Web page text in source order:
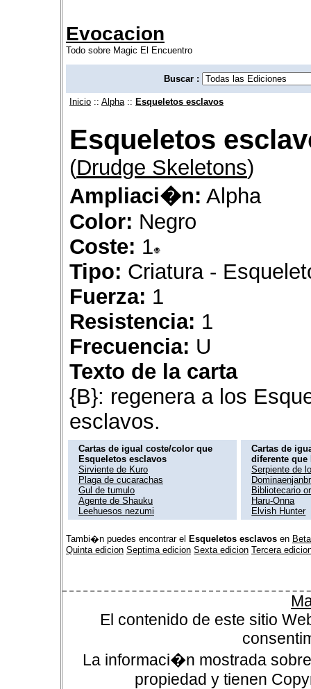
Evocacion
Todo sobre Magic El Encuentro
Buscar :
Inicio :: Alpha :: Esqueletos esclavos
Esqueletos
(Drudge Skeletons)
Ampliaci�n: Alpha
Color: Negro
Coste: 1
Tipo: Criatura -
Fuerza: 1
Resistencia: 1
Frecuencia: U
Texto de la carta
{B}: regenera a los
esclavos.
Cartas de igual coste/color que
Esqueletos esclavos
Sirviente de Kuro
Plaga de cucarachas
Gul de tumulo
Agente de Shauku
Leehuesos nezumi
Cartas de
diferente que
Serpiente de
Bibliotecario
Haru-Onna
Elvish Hunter
Tambi�n puedes encontrar el Esqueletos esclavos en Beta
Quinta edicion Septima edicion Sexta edicion Tercera
El contenido de este sitio
La informaci�n mostrada
propiedad y tienen